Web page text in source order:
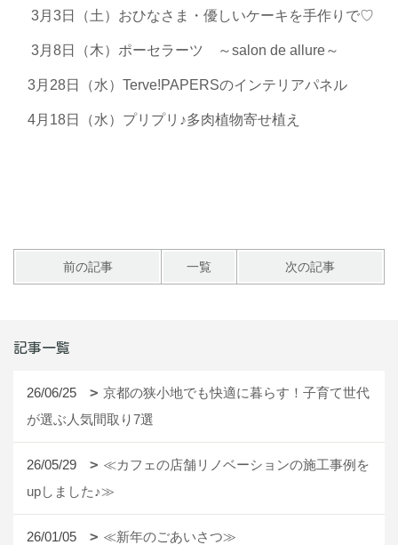
3月3日（土）おひなさま・優しいケーキを手作りで♡
3月8日（木）ポーセラーツ ～salon de allure～
3月28日（水）Terve!PAPERSのインテリアパネル
4月18日（水）プリプリ♪多肉植物寄せ植え
前の記事 一覧 次の記事
記事一覧
26/06/25
京都の狭小地でも快適に暮らす！子育て世代
が選ぶ人気間取り7選
26/05/29
≪カフェの店舗リノベーションの施工事例を
upしました♪≫
26/01/05 ≪新年のごあいさつ≫